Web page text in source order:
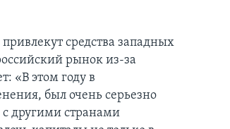
средства западных
рынок из-за
«В этом году в
был очень серьезно
другими странами